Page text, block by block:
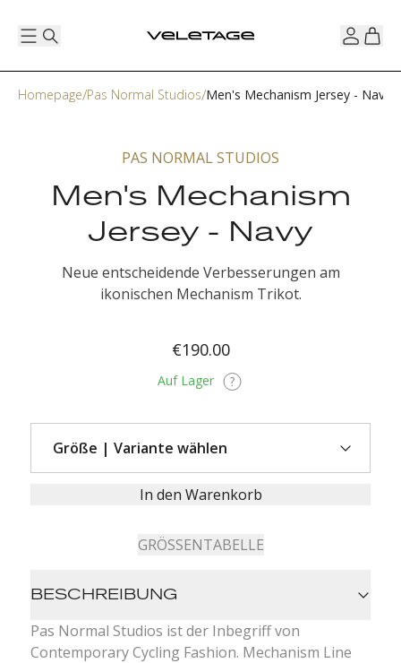
Homepage Pas Normal Studios Men's Mechanism Jersey - Navy
PAS NORMAL STUDIOS
Men's Mechanism
Jersey - Navy
Neue entscheidende Verbesserungen am
ikonischen Mechanism Trikot.
€190.00
Auf Lager
In den Warenkorb
GRÖSSENTABELLE
BESCHREIBUNG
Pas Normal Studios ist der Inbegriff von
Contemporary Cycling Fashion. Mechanism Line